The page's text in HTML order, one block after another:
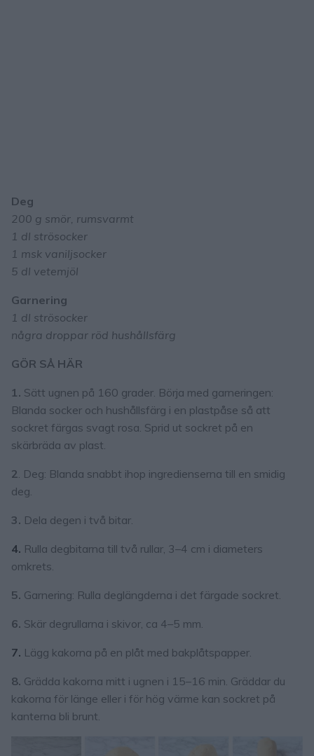
Deg
200 g smör, rumsvarmt
1 dl strösocker
1 msk vaniljsocker
5 dl vetemjöl
Garnering
1 dl strösocker
några droppar röd hushållsfärg
GÖR SÅ HÄR
1. Sätt ugnen på 160 grader. Börja med garneringen:
Blanda socker och hushållsfärg i en plastpåse så att
sockret färgas svagt rosa. Sprid ut sockret på en
skärbräda av plast.
2. Deg: Blanda snabbt ihop ingredienserna till en smidig
deg.
3. Dela degen i två bitar.
4. Rulla degbitarna till två rullar, 3–4 cm i diameters
omkrets.
5. Garnering: Rulla deglängderna i det färgade sockret.
6. Skär degrullarna i skivor, ca 4–5 mm.
7. Lägg kakorna på en plåt med bakplåtspapper.
8. Grädda kakorna mitt i ugnen i 15–16 min. Gräddar du
kakorna för länge eller i för hög värme kan sockret på
kanterna bli brunt.